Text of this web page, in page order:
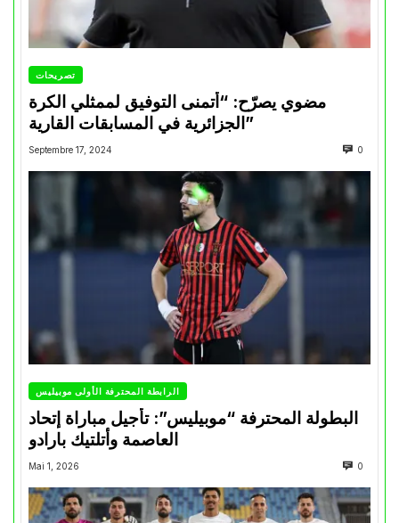
تصريحات
مضوي يصرّح: “أتمنى التوفيق لممثلي الكرة
الجزائرية في المسابقات القارية”
Septembre 17, 2024 0
الرابطة المحترفة الأولى موبيليس
البطولة المحترفة “موبيليس”: تأجيل مباراة إتحاد
العاصمة وأتلتيك بارادو
Mai 1, 2026 0